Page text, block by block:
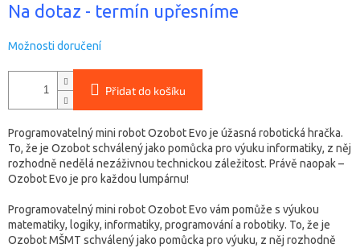
cena:
Na dotaz - termín upřesníme
Možnosti doručení
Přidat do košíku
Programovatelný mini robot Ozobot Evo je úžasná robotická hračka.
To, že je Ozobot schválený jako pomůcka pro výuku informatiky, z něj
rozhodně nedělá nezáživnou technickou záležitost. Právě naopak –
Ozobot Evo je pro každou lumpárnu!
Programovatelný mini robot Ozobot Evo vám pomůže s výukou
matematiky, logiky, informatiky, programování a robotiky. To, že je
Ozobot MŠMT schválený jako pomůcka pro výuku, z něj rozhodně